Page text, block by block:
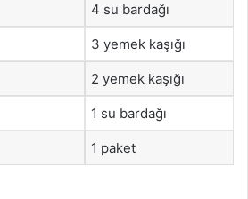
4 su bardağı
3 yemek kaşığı
2 yemek kaşığı
1 su bardağı
1 paket